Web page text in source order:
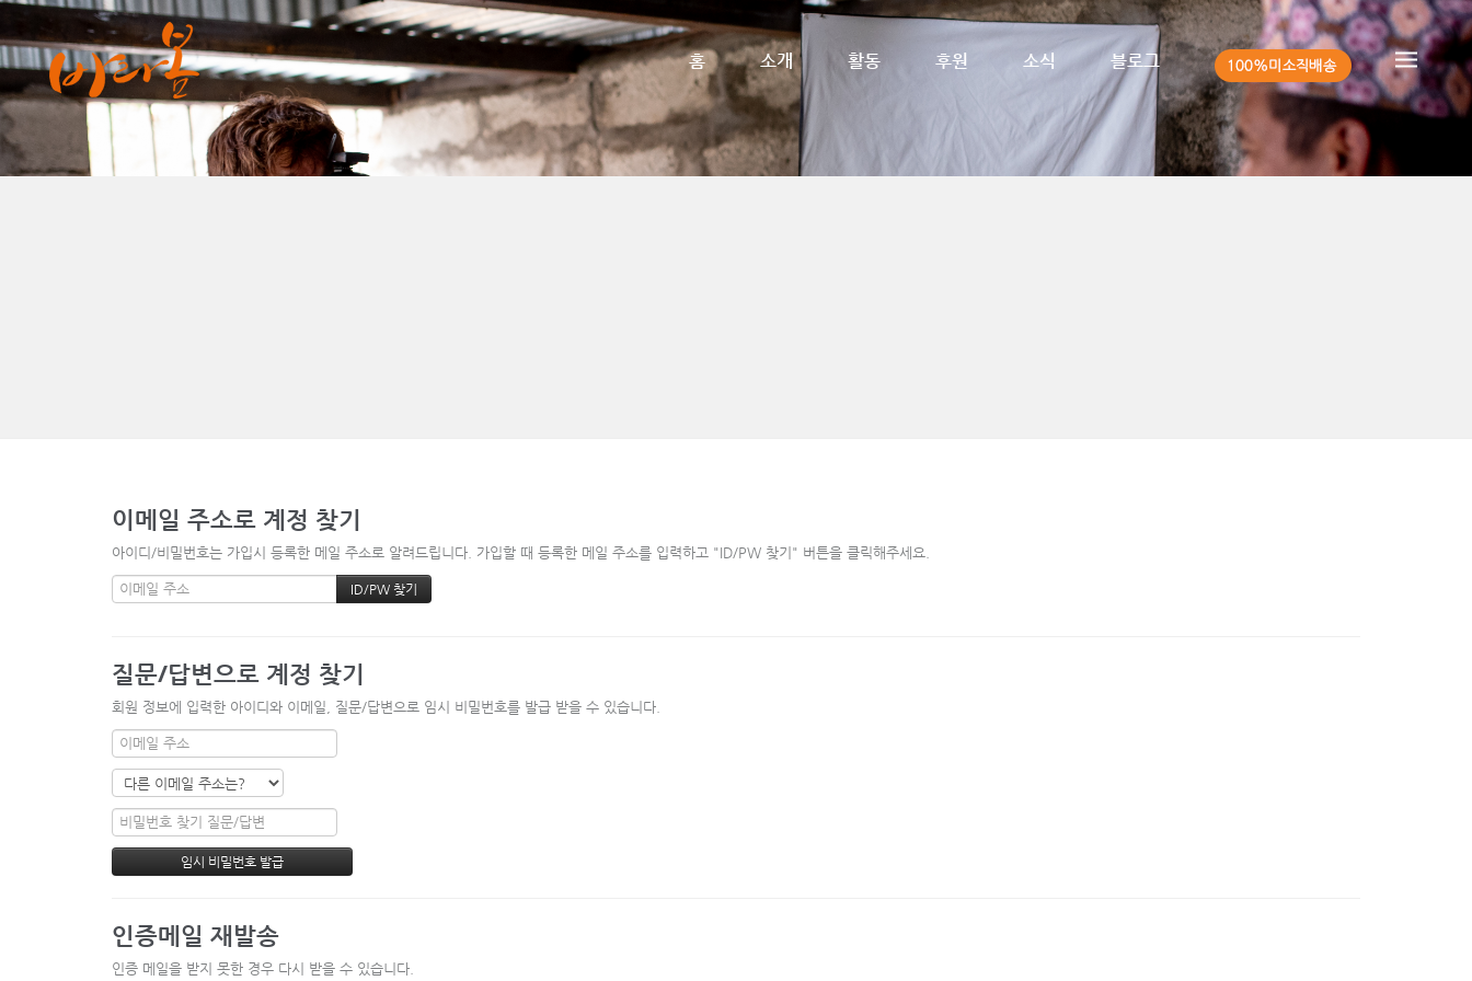
홈 소개 활동 후원 소식 블로그
이메일 주소로 계정 찾기
아이디/비밀번호는 가입시 등록한 메일 주소로 알려드립니다. 가입할 때 등록한 메일 주소를 입력하고 "ID/PW 찾기" 버튼을 클릭해주세요.
질문/답변으로 계정 찾기
회원 정보에 입력한 아이디와 이메일, 질문/답변으로 임시 비밀번호를 발급 받을 수 있습니다.
인증메일 재발송
인증 메일을 받지 못한 경우 다시 받을 수 있습니다.